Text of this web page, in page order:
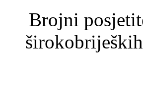
Brojni